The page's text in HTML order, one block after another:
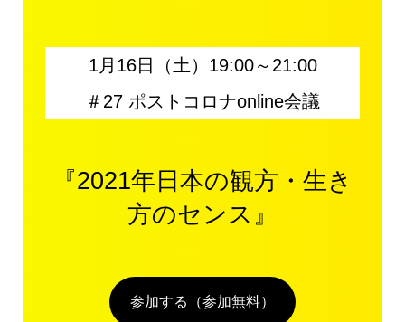
1月16日（土）19:00～21:00
＃27 ポストコロナonline会議
『2021年日本の観方・生き
方のセンス』
参加する（参加無料）